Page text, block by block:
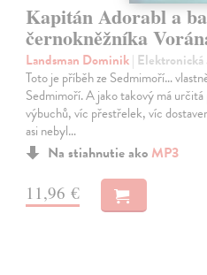
Kapitán Adorabl a
černokněžníka
Landsman Dominik|
Toto je příběh ze Sedmimoří…
Sedmimoří. A jako takový má
výbuchů, víc přestřelek, víc
asi nebyl…
Na stiahnutie ako MP3
11,96 €